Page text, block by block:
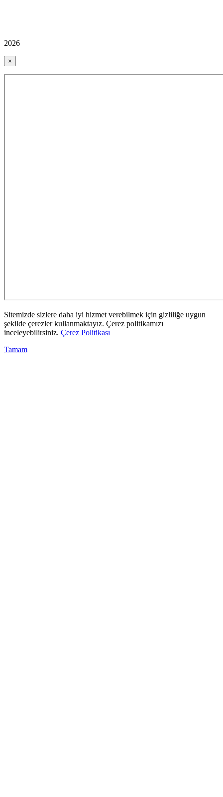
2026
×
Sitemizde sizlere daha iyi hizmet verebilmek için gizliliğe uygun
şekilde çerezler kullanmaktayız. Çerez politikamızı
inceleyebilirsiniz. Çerez Politikası
Tamam